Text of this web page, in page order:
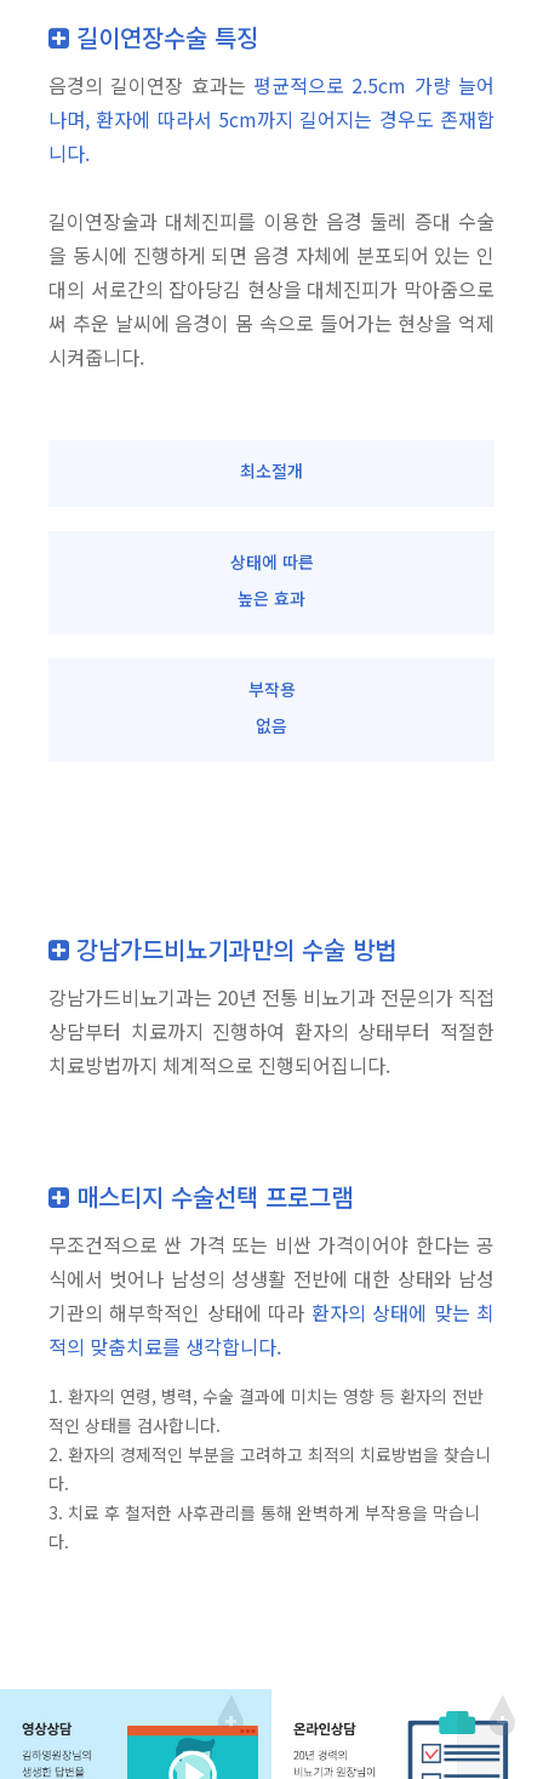
길이연장수술 특징
음경의 길이연장 효과는 평균적으로 2.5cm 가량 늘어
나며, 환자에 따라서 5cm까지 길어지는 경우도 존재합
니다.
길이연장술과 대체진피를 이용한 음경 둘레 증대 수술
을 동시에 진행하게 되면 음경 자체에 분포되어 있는 인
대의 서로간의 잡아당김 현상을 대체진피가 막아줌으로
써 추운 날씨에 음경이 몸 속으로 들어가는 현상을 억제
시켜줍니다.
최소절개
상태에 따른
높은 효과
부작용
없음
강남가드비뇨기과만의 수술 방법
강남가드비뇨기과는 20년 전통 비뇨기과 전문의가 직접
상담부터 치료까지 진행하여 환자의 상태부터 적절한
치료방법까지 체계적으로 진행되어집니다.
매스티지 수술선택 프로그램
무조건적으로 싼 가격 또는 비싼 가격이어야 한다는 공
식에서 벗어나 남성의 성생활 전반에 대한 상태와 남성
기관의 해부학적인 상태에 따라 환자의 상태에 맞는 최
적의 맞춤치료를 생각합니다.
1. 환자의 연령, 병력, 수술 결과에 미치는 영향 등 환자의 전반
적인 상태를 검사합니다.
2. 환자의 경제적인 부분을 고려하고 최적의 치료방법을 찾습니
다.
3. 치료 후 철저한 사후관리를 통해 완벽하게 부작용을 막습니
다.